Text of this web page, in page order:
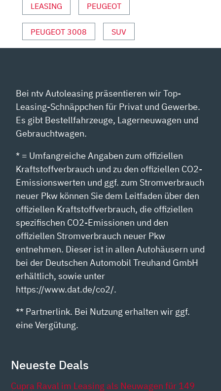
LEASING PEUGEOT
PEUGEOT 3008 SUV
Bei ntv Autoleasing präsentieren wir Top-
Leasing-Schnäppchen für Privat und Gewerbe.
Es gibt Bestellfahrzeuge, Lagerneuwagen und
Gebrauchtwagen.
* = Umfangreiche Angaben zum offiziellen
Kraftstoffverbrauch und zu den offiziellen CO2-
Emissionswerten und ggf. zum Stromverbrauch
neuer Pkw können Sie dem Leitfaden über den
offiziellen Kraftstoffverbrauch, die offiziellen
spezifischen CO2-Emissionen und den
offiziellen Stromverbrauch neuer Pkw
entnehmen. Dieser ist in allen Autohäusern und
bei der Deutschen Automobil Treuhand GmbH
erhältlich, sowie unter
https://www.dat.de/co2/.
** Partnerlink. Bei Nutzung erhalten wir ggf.
eine Vergütung.
Neueste Deals
Cupra Raval im Leasing als Neuwagen für 149